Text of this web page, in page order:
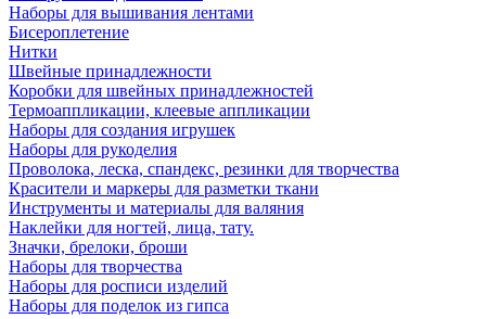
Наборы для вышивания лентами
Бисероплетение
Нитки
Швейные принадлежности
Коробки для швейных принадлежностей
Термоаппликации, клеевые аппликации
Наборы для создания игрушек
Наборы для рукоделия
Проволока, леска, спандекс, резинки для творчества
Красители и маркеры для разметки ткани
Инструменты и материалы для валяния
Наклейки для ногтей, лица, тату.
Значки, брелоки, броши
Наборы для творчества
Наборы для росписи изделий
Наборы для поделок из гипса